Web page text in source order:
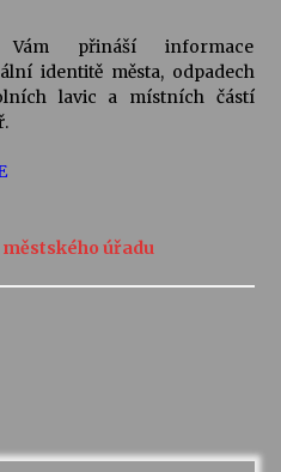
8. 2026
ve Stromovce: Kolchoz a
přináší informace
identitě města, odpadech
lavic a místních částí
úřadu